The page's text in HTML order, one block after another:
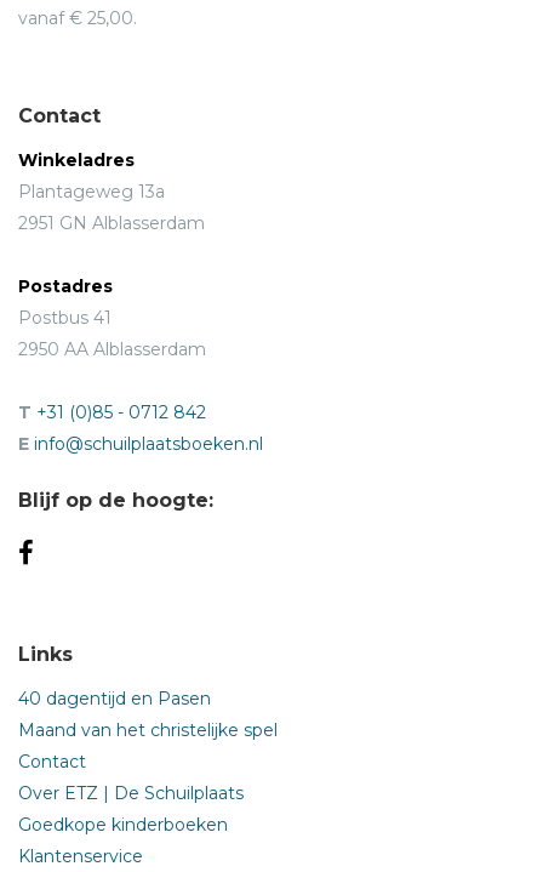
vanaf € 25,00.
Contact
Winkeladres
Plantageweg 13a
2951 GN Alblasserdam
Postadres
Postbus 41
2950 AA Alblasserdam
T +31 (0)85 - 0712 842
E info@schuilplaatsboeken.nl
Blijf op de hoogte:
Links
40 dagentijd en Pasen
Maand van het christelijke spel
Contact
Over ETZ | De Schuilplaats
Goedkope kinderboeken
Klantenservice